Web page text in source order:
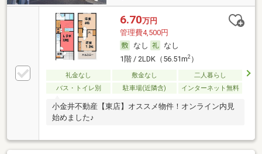
6.70万円
管理費4,500円
なし
なし
1階 / 2LDK（56.51m2）
礼金なし 敷金なし
二人暮らし
バス・トイレ別
駐車場(近隣含) インターネット無料
小金井不動産【東店】オススメ物件！オンライン内見
始めました♪